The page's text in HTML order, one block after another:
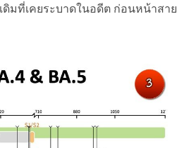
มที่เคยระบาดในอดีต ก่อนหน้าสาย